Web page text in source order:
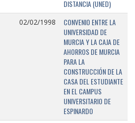
DISTANCIA (UNED)
02/02/1998
CONVENIO ENTRE LA
UNIVERSIDAD DE
MURCIA Y LA CAJA DE
AHORROS DE MURCIA
PARA LA
CONSTRUCCIÓN DE LA
CASA DEL ESTUDIANTE
EN EL CAMPUS
UNIVERSITARIO DE
ESPINARDO